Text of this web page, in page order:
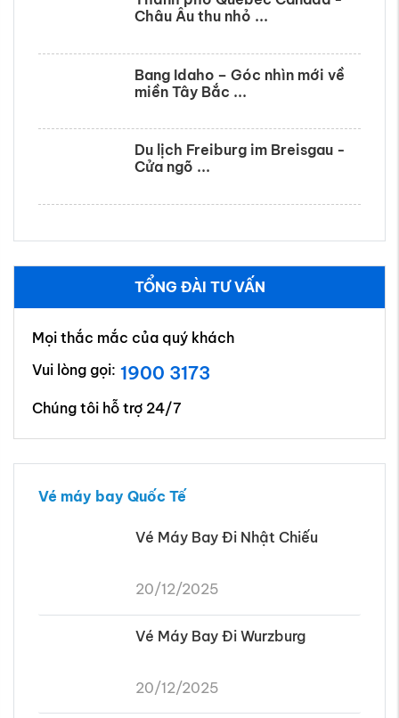
Du lịch Freiburg im Breisgau -
Cửa ngõ ...
TỔNG ĐÀI TƯ VẤN
Chúng tôi hỗ trợ 24/7
Vé Máy Bay Đi Nhật Chiếu
Vé Máy Bay Đi Wurzburg
20/12/2025
Vé Máy Bay Đi Delmenhorst
20/12/2025
Vé Máy Bay Đi Uy Hải